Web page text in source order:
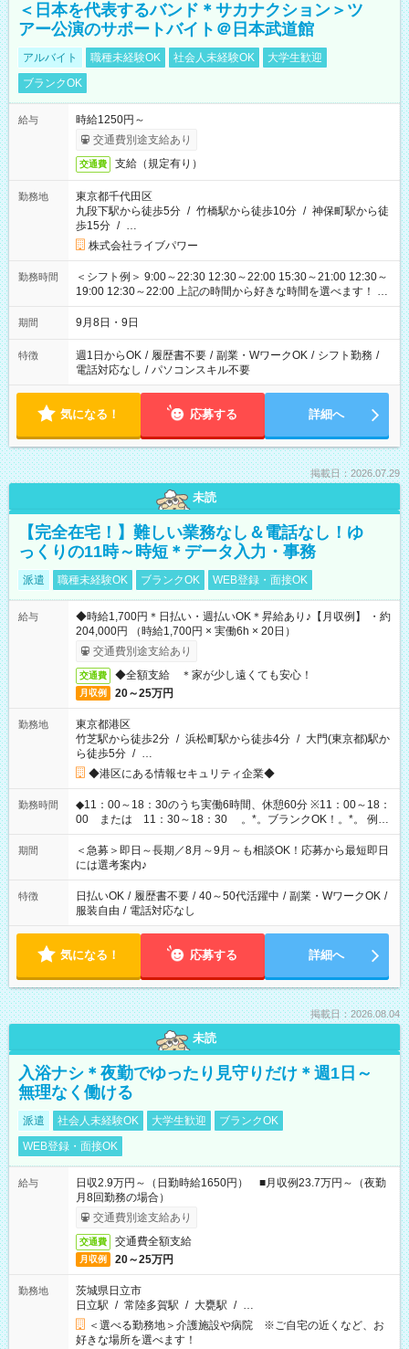
＜日本を代表するバンド＊サカナクション＞ツ
アー公演のサポートバイト＠日本武道館
アルバイト 職種未経験OK 社会人未経験OK
大学生歓迎
ブランクOK
給与
時給1250円～
交通費別途支給あり
交通費 支給（規定有り）
勤務地
東京都千代田区
九段下駅から徒歩5分 / 竹橋駅から徒歩10分 / 神保町駅から徒
歩15分 / …
株式会社ライブパワー
勤務時間
＜シフト例＞ 9:00～22:30 12:30～22:00 15:30～21:00 12:30～
19:00 12:30～22:00 上記の時間から好きな時間を選べます！ ※
時間は変更となる可能性があります
期間 9月8日・9日
特徴 週1日からOK / 履歴書不要 / 副業・WワークOK / シフト勤務 /
電話対応なし / パソコンスキル不要
気になる！ 応募する 詳細へ
掲載日：2026.07.29
未読
【完全在宅！】難しい業務なし＆電話なし！ゆ
っくりの11時～時短＊データ入力・事務
派遣 職種未経験OK ブランクOK WEB登録・面接OK
給与
◆時給1,700円＊日払い・週払いOK＊昇給あり♪【月収例】 ・約
204,000円 （時給1,700円 × 実働6h × 20日）
交通費別途支給あり
交通費 ◆全額支給 ＊家が少し遠くても安心！
月収例 20～25万円
勤務地
東京都港区
竹芝駅から徒歩2分 / 浜松町駅から徒歩4分 / 大門(東京都)駅か
ら徒歩5分 / …
◆港区にある情報セキュリティ企業◆
勤務時間
◆11：00～18：30のうち実働6時間、休憩60分 ※11：00～18：
00 または 11：30～18：30 。*。ブランクOK！。*。 例え
ば前職が、 在宅/財団法人/事務/コールセンター/受付/販売/カフェ
スタッフ スイーツ販売/ホテルフロント/化粧品販売/など 様々な
業界から入社して活躍されています♪
期間
＜急募＞即日～長期／8月～9月～も相談OK！応募から最短即日
には選考案内♪
特徴 日払いOK / 履歴書不要 / 40～50代活躍中 / 副業・WワークOK /
服装自由 / 電話対応なし
気になる！ 応募する 詳細へ
掲載日：2026.08.04
未読
入浴ナシ＊夜勤でゆったり見守りだけ＊週1日～
無理なく働ける
派遣 社会人未経験OK 大学生歓迎
ブランクOK
WEB登録・面接OK
給与
日収2.9万円～（日勤時給1650円） ■月収例23.7万円～（夜勤
月8回勤務の場合）
交通費別途支給あり
交通費 交通費全額支給
月収例 20～25万円
勤務地
茨城県日立市
日立駅 / 常陸多賀駅 / 大甕駅 / …
＜選べる勤務地＞介護施設や病院 ※ご自宅の近くなど、お
好きな場所を選べます！